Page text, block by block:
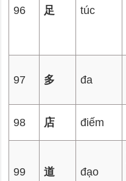
96 足 túc
97 多 đa
98 店 điếm
99 道 đạo